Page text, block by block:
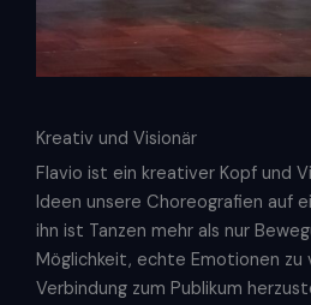
Kreativ und Visionär
Flavio ist ein kreativer Kopf und
Ideen unsere Choreografien auf
ihn ist Tanzen mehr als nur
Möglichkeit, echte Emotionen
Verbindung zum Publikum